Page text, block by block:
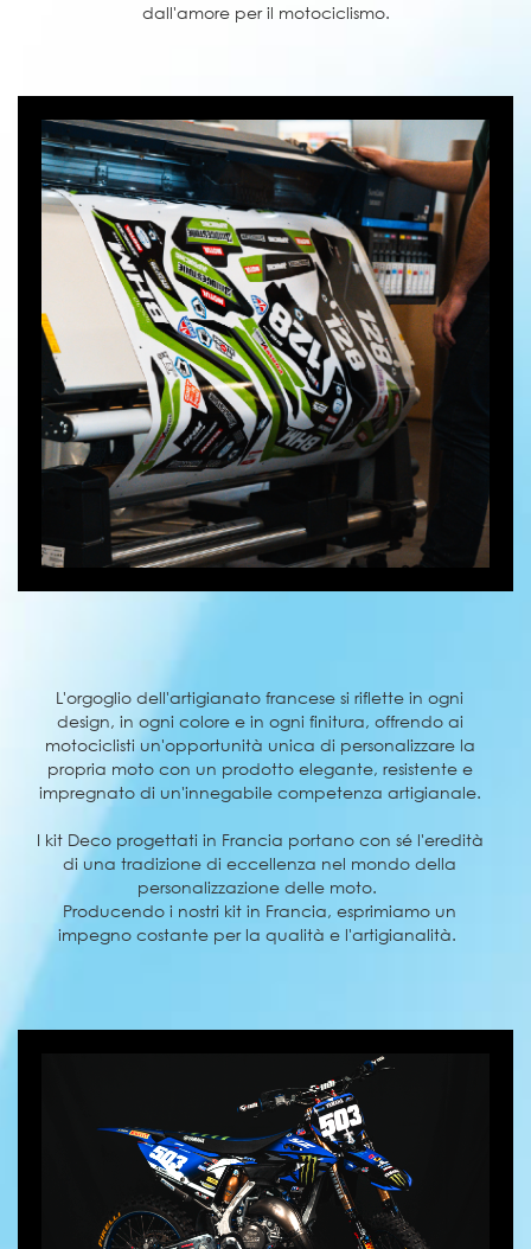
dall'amore per il motociclismo.
L'orgoglio dell'artigianato francese si riflette in ogni
design, in ogni colore e in ogni finitura, offrendo ai
motociclisti un'opportunità unica di personalizzare la
propria moto con un prodotto elegante, resistente e
impregnato di un'innegabile competenza artigianale.
I kit Deco progettati in Francia portano con sé l'eredità
di una tradizione di eccellenza nel mondo della
personalizzazione delle moto.
Producendo i nostri kit in Francia, esprimiamo un
impegno costante per la qualità e l'artigianalità.